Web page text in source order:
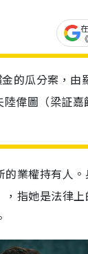
的瓜分案，由
偉圖（梁証
業權持有人
指她是法律